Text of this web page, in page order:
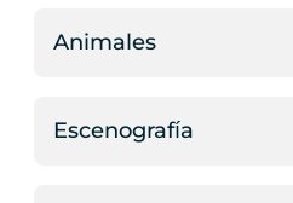
Animales
Escenografía